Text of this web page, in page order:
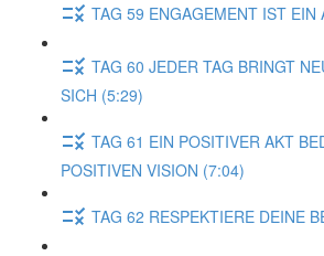
TAG 59 ENGAGEMENT IST EIN
TAG 60 JEDER TAG BRINGT
SICH (5:29)
TAG 61 EIN POSITIVER AKT
POSITIVEN VISION (7:04)
TAG 62 RESPEKTIERE DEINE